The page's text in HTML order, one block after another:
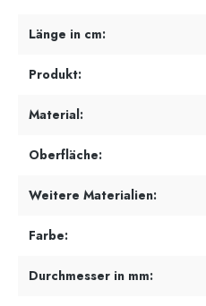
Länge in cm:
Produkt:
Material:
Oberfläche:
Weitere Materialien:
Farbe:
Durchmesser in mm: